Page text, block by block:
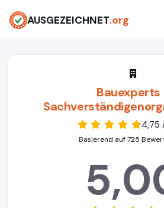
AUSGEZEICHNET.org
Bauexperts
4,75
Basierend auf 725